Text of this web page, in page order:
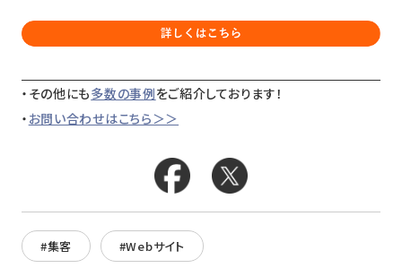
・その他にも多数の事例をご紹介しております！
・ お問い合わせはこちら＞＞
#集客 #Webサイト